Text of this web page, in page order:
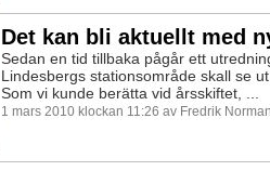
Det kan bli aktuellt med
Sedan en tid tillbaka pågår ett
Lindesbergs stationsområde skall se
Som vi kunde berätta vid årsskiftet, ...
1 mars 2010 klockan 11:26 av Fredrik